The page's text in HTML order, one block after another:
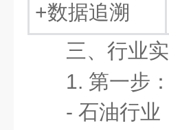
+数据追溯
三、行业
1. 第一步
- 石油行业